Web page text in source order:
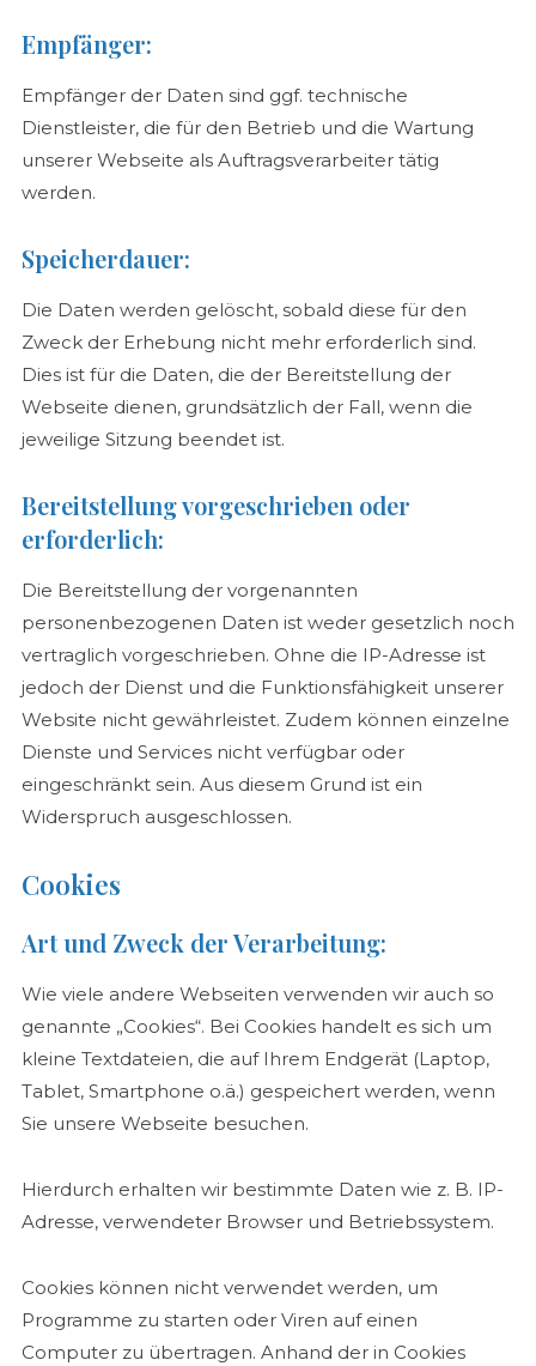
Empfänger:
Empfänger der Daten sind ggf. technische
Dienstleister, die für den Betrieb und die Wartung
unserer Webseite als Auftragsverarbeiter tätig
werden.
Speicherdauer:
Die Daten werden gelöscht, sobald diese für den
Zweck der Erhebung nicht mehr erforderlich sind.
Dies ist für die Daten, die der Bereitstellung der
Webseite dienen, grundsätzlich der Fall, wenn die
jeweilige Sitzung beendet ist.
Bereitstellung vorgeschrieben oder
erforderlich:
Die Bereitstellung der vorgenannten
personenbezogenen Daten ist weder gesetzlich noch
vertraglich vorgeschrieben. Ohne die IP-Adresse ist
jedoch der Dienst und die Funktionsfähigkeit unserer
Website nicht gewährleistet. Zudem können einzelne
Dienste und Services nicht verfügbar oder
eingeschränkt sein. Aus diesem Grund ist ein
Widerspruch ausgeschlossen.
Cookies
Art und Zweck der Verarbeitung:
Wie viele andere Webseiten verwenden wir auch so
genannte „Cookies“. Bei Cookies handelt es sich um
kleine Textdateien, die auf Ihrem Endgerät (Laptop,
Tablet, Smartphone o.ä.) gespeichert werden, wenn
Sie unsere Webseite besuchen.
Hierdurch erhalten wir bestimmte Daten wie z. B. IP-
Adresse, verwendeter Browser und Betriebssystem.
Cookies können nicht verwendet werden, um
Programme zu starten oder Viren auf einen
Computer zu übertragen. Anhand der in Cookies